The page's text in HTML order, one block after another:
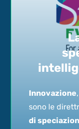
Innovazione,
sono le
di